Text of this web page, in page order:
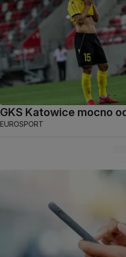
GKS Katowice mocno
EUROSPORT